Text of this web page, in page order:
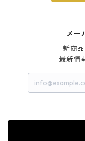
メー
新商
最新情